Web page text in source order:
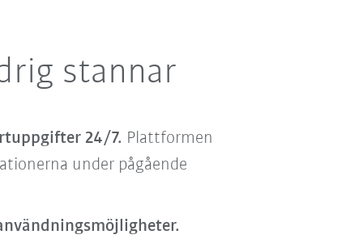
stannar
24/7. Plattformen
under pågående